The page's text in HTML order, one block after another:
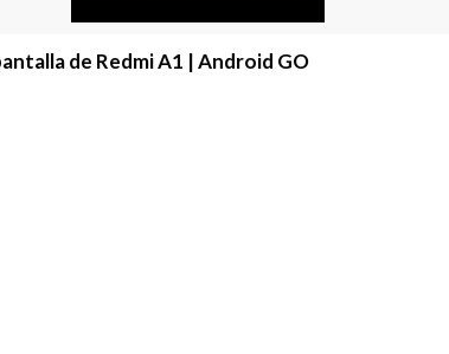
de Redmi A1 | Android GO